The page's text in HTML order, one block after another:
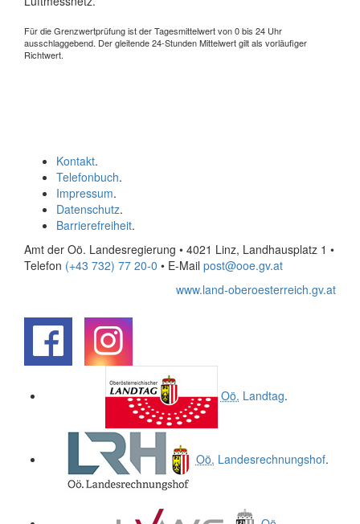
Für die Grenzwertprüfung ist der Tagesmittelwert von 0 bis 24 Uhr
ausschlaggebend. Der gleitende 24-Stunden Mittelwert gilt als vorläufiger
Richtwert.
Kontakt.
Telefonbuch.
Impressum.
Datenschutz.
Barrierefreiheit.
Amt der Oö. Landesregierung • 4021 Linz, Landhausplatz 1 •
Telefon (+43 732) 77 20-0 • E-Mail post@ooe.gv.at
www.land-oberoesterreich.gv.at
Oö. Landtag.
Oö. Landesrechnungshof.